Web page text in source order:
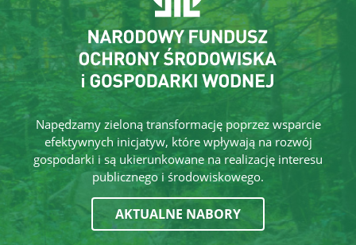
Napędzamy zieloną transformację poprzez wsparcie
efektywnych inicjatyw, które wpływają na rozwój
gospodarki i są ukierunkowane na realizację interesu
publicznego i środowiskowego.
AKTUALNE NABORY